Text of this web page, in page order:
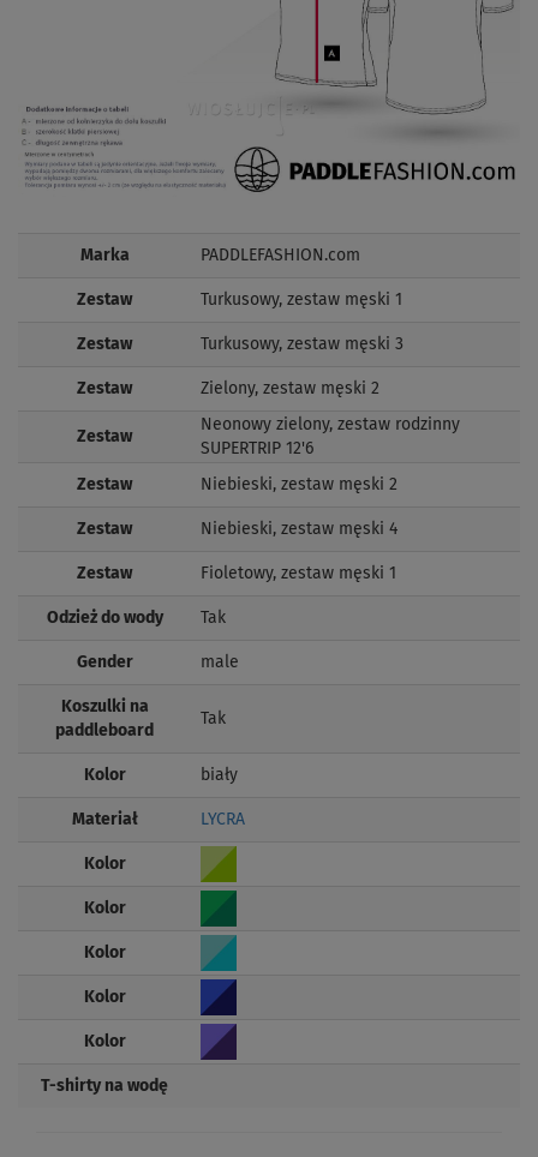
Marka PADDLEFASHION.com
Zestaw Turkusowy, zestaw męski 1
Zestaw Turkusowy, zestaw męski 3
Zestaw Zielony, zestaw męski 2
Zestaw
Neonowy zielony, zestaw rodzinny
SUPERTRIP 12'6
Zestaw Niebieski, zestaw męski 2
Zestaw Niebieski, zestaw męski 4
Zestaw Fioletowy, zestaw męski 1
Odzież do wody Tak
Gender male
Koszulki na
paddleboard
Tak
Kolor biały
Materiał LYCRA
Kolor
Kolor
Kolor
Kolor
Kolor
T-shirty na wodę